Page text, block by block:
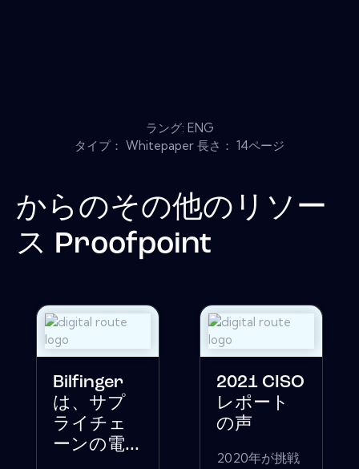
ラング: ENG
タイプ： Whitepaper 長さ： 14ページ
からのその他のリソー
ス Proofpoint
Bilfinger
は、サプ
ライチェ
ーンの電...
2021 CISO
レポート
の声
2020年が挑戦